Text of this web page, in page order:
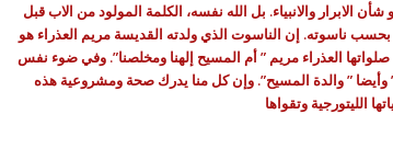
الابرار والانبياء. بل الله نفسه، الكلمة المولود من الاب قبل
ناسوته. إن الناسوت الذي ولدته القديسة مريم العذراء هو
العذراء مريم ” أم المسيح إلهنا ومخلصنا”. وفي ضوء نفس
وأيضا ” والدة المسيح”. وإن كل منا يدرك صحة ومشروعية هذه